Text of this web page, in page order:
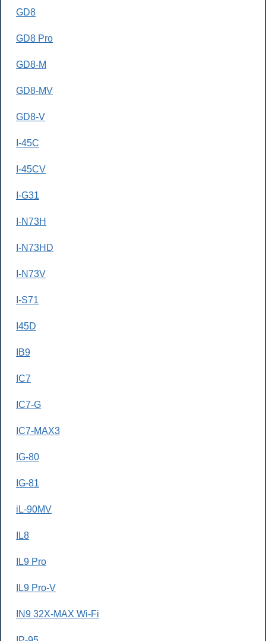
GD8
GD8 Pro
GD8-M
GD8-MV
GD8-V
I-45C
I-45CV
I-G31
I-N73H
I-N73HD
I-N73V
I-S71
I45D
IB9
IC7
IC7-G
IC7-MAX3
IG-80
IG-81
iL-90MV
IL8
IL9 Pro
IL9 Pro-V
IN9 32X-MAX Wi-Fi